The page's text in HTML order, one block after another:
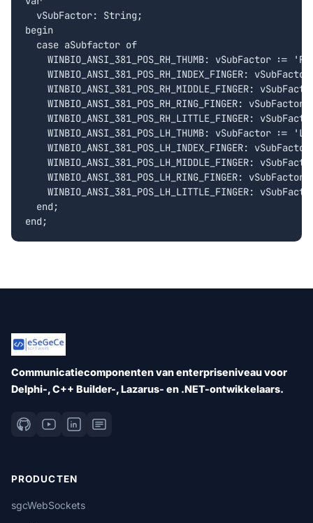
  vSubFactor: String;
begin
  case aSubfactor of
WINBIO_ANSI_381_POS_RH_THUMB: vSubFactor :=
WINBIO_ANSI_381_POS_RH_INDEX_FINGER:
WINBIO_ANSI_381_POS_RH_MIDDLE_FINGER:
WINBIO_ANSI_381_POS_RH_RING_FINGER: vSubFactor
WINBIO_ANSI_381_POS_RH_LITTLE_FINGER:
WINBIO_ANSI_381_POS_LH_THUMB: vSubFactor :=
WINBIO_ANSI_381_POS_LH_INDEX_FINGER:
WINBIO_ANSI_381_POS_LH_MIDDLE_FINGER:
WINBIO_ANSI_381_POS_LH_RING_FINGER: vSubFactor
WINBIO_ANSI_381_POS_LH_LITTLE_FINGER:
  end;
Communicatiecomponenten van enterpriseniveau voor
Delphi-, C++ Builder-, Lazarus- en .NET-ontwikkelaars.
PRODUCTEN
sgcWebSockets